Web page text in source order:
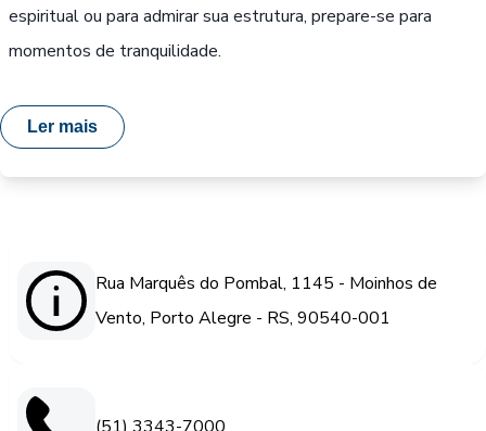
espiritual ou para admirar sua estrutura, prepare-se para
momentos de tranquilidade.
Ler mais
Rua Marquês do Pombal, 1145 - Moinhos de
Vento, Porto Alegre - RS, 90540-001
(51) 3343-7000